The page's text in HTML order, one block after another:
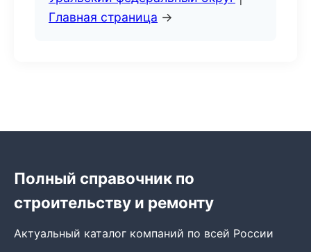
Главная страница →
Полный справочник по
строительству и ремонту
Актуальный каталог компаний по всей России